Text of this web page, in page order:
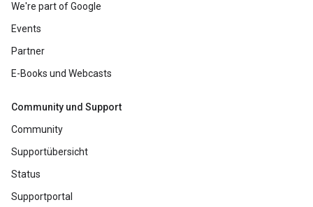
We're part of Google
Events
Partner
E-Books und Webcasts
Community und Support
Community
Supportübersicht
Status
Supportportal